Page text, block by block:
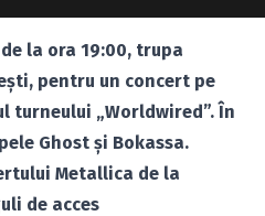
la ora 19:00, trupa
, pentru un concert pe
turneului „Worldwired”. În
Ghost şi Bokassa.
Metallica de la
de acces